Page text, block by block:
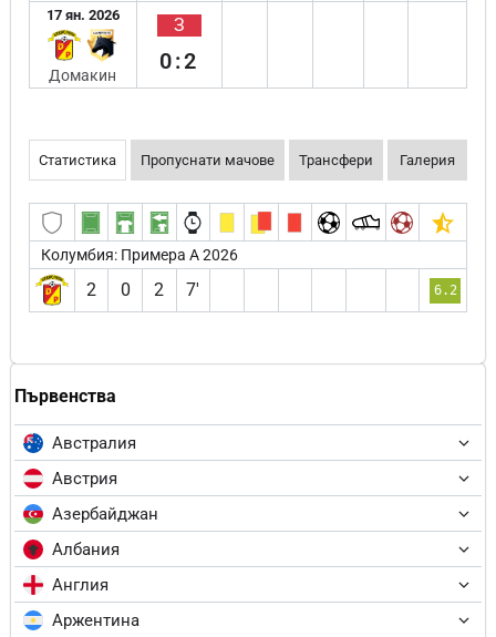
Първенства
Австралия
Австрия
Азербайджан
Албания
Англия
Аржентина
17 ян. 2026
Домакин
З
0:2
Статистика Пропуснати мачове Трансфери Галерия
Колумбия: Примера А 2026
2 0 2 7′ 6.2